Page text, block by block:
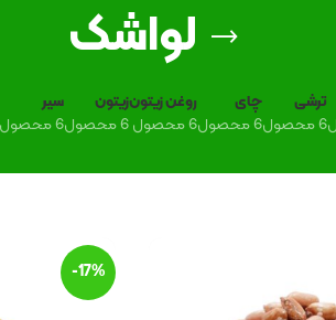
لواشک
ترشی
6 محصول
چای
6 محصول
روغن زیتون
6 محصول
زیتون
6 محصول
سیر
6 محصول
-17%